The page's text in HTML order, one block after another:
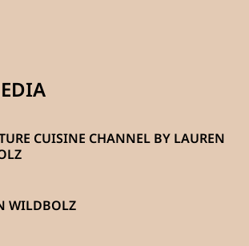
CUISINE CHANNEL BY LAUREN
WILDBOLZ